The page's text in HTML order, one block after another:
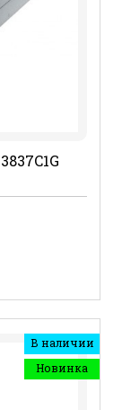
В наличии
Новинка